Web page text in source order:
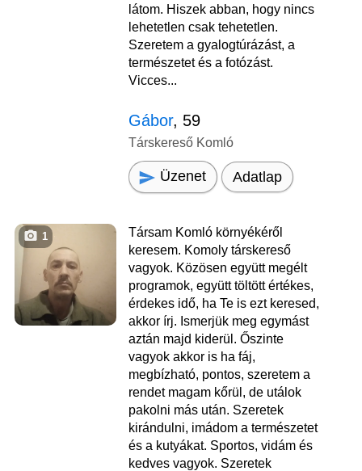
látom. Hiszek abban, hogy nincs
lehetetlen csak tehetetlen.
Szeretem a gyalogtúrázást, a
természetet és a fotózást.
Vicces...
Gábor, 59
Társkereső Komló
Üzenet Adatlap
1
Társam Komló környékéről
keresem. Komoly társkereső
vagyok. Közösen együtt megélt
programok, együtt töltött értékes,
érdekes idő, ha Te is ezt keresed,
akkor írj. Ismerjük meg egymást
aztán majd kiderül. Őszinte
vagyok akkor is ha fáj,
megbízható, pontos, szeretem a
rendet magam kőrül, de utálok
pakolni más után. Szeretek
kirándulni, imádom a természetet
és a kutyákat. Sportos, vidám és
kedves vagyok. Szeretek